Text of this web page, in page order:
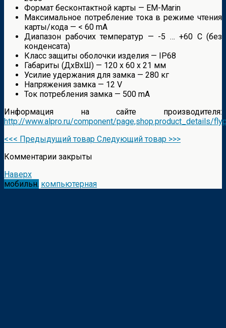
Формат бесконтактной карты — EM-Marin
Максимальное потребление тока в режиме чтения
карты/кода — < 60 mA
Диапазон рабочих температур — -5 … +60 С (без
конденсата)
Класс защиты оболочки изделия — IP68
Габариты (ДхВхШ) — 120 х 60 х 21 мм
Усилие удержания для замка — 280 кг
Напряжения замка — 12 V
Ток потребления замка — 500 mA
Информация на сайте производителя:
http://www.alpro.ru/component/page,shop.product_details/
<<< Предыдущий товар Следующий товар >>>
Комментарии закрыты
Наверх
мобильн. компьютерная